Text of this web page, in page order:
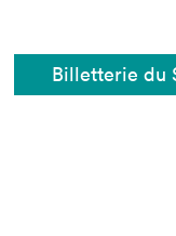
Billetterie du